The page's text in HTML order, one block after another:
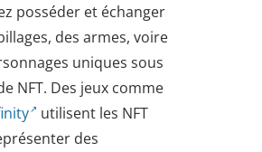
posséder et échanger
des armes, voire
uniques sous
NFT. Des jeux comme
utilisent les NFT
des